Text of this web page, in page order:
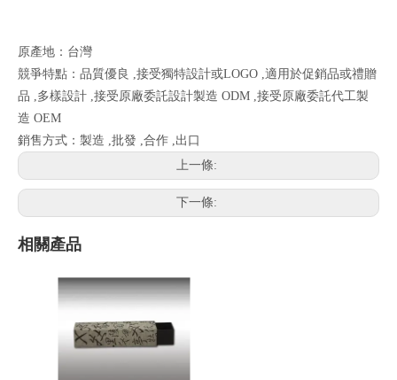
原產地：台灣
競爭特點：品質優良 ,接受獨特設計或LOGO ,適用於促銷品或禮贈
品 ,多樣設計 ,接受原廠委託設計製造 ODM ,接受原廠委託代工製
造 OEM
銷售方式：製造 ,批發 ,合作 ,出口
上一條:
下一條:
相關產品